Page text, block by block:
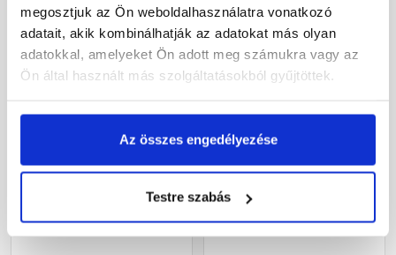
megosztjuk az Ön weboldalhasználatra vonatkozó
adatait, akik kombinálhatják az adatokat más olyan
adatokkal, amelyeket Ön adott meg számukra vagy az
Ön által használt más szolgáltatásokból gyűjtöttek.
Az összes engedélyezése
Testre szabás
Revco Vario+ Spachtel
kapart vékonyvakolat 1,5
Revco Vario+ Spachtel
kapart vékonyvakolat 1